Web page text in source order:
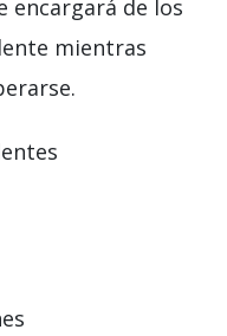
encargará de los
mientras